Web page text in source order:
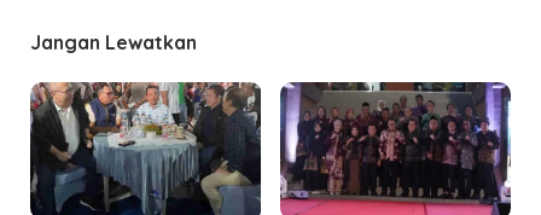
g
s
i
p
o
Jangan Lewatkan